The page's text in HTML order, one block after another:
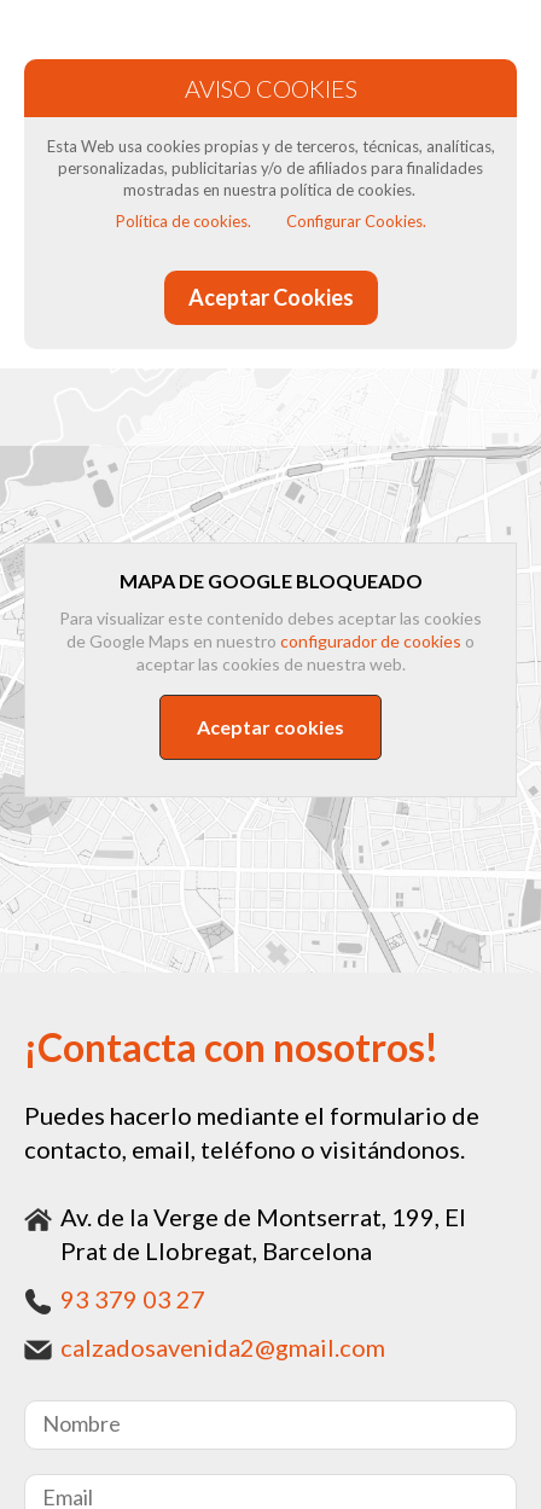
Preguntas frecuentes
Resolvemos las dudas más comunes
Más información
MAPA DE GOOGLE BLOQUEADO
Para visualizar este contenido debes aceptar las cookies
de Google Maps en nuestro configurador de cookies o
aceptar las cookies de nuestra web.
Aceptar cookies
¡Contacta con nosotros!
Puedes hacerlo mediante el formulario de
contacto, email, teléfono o visitándonos.
Av. de la Verge de Montserrat, 199, El
Prat de Llobregat, Barcelona
93 379 03 27
calzadosavenida2@gmail.com
Esta Web usa cookies propias y de terceros, técnicas, analíticas,
personalizadas, publicitarias y/o de afiliados para finalidades
mostradas en nuestra política de cookies.
Política de cookies.
Configurar Cookies.
Aceptar Cookies